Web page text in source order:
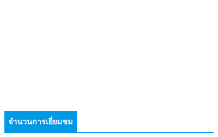
จำนวนการเยี่ยมชม